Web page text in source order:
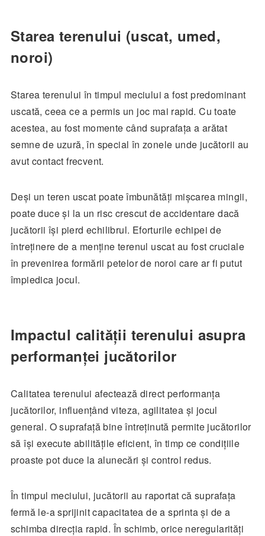
Starea terenului (uscat, umed,
noroi)
Starea terenului în timpul meciului a fost predominant
uscată, ceea ce a permis un joc mai rapid. Cu toate
acestea, au fost momente când suprafața a arătat
semne de uzură, în special în zonele unde jucătorii au
avut contact frecvent.
Deși un teren uscat poate îmbunătăți mișcarea mingii,
poate duce și la un risc crescut de accidentare dacă
jucătorii își pierd echilibrul. Eforturile echipei de
întreținere de a menține terenul uscat au fost cruciale
în prevenirea formării petelor de noroi care ar fi putut
împiedica jocul.
Impactul calității terenului asupra
performanței jucătorilor
Calitatea terenului afectează direct performanța
jucătorilor, influențând viteza, agilitatea și jocul
general. O suprafață bine întreținută permite jucătorilor
să își execute abilitățile eficient, în timp ce condițiile
proaste pot duce la alunecări și control redus.
În timpul meciului, jucătorii au raportat că suprafața
fermă le-a sprijinit capacitatea de a sprinta și de a
schimba direcția rapid. În schimb, orice neregularități